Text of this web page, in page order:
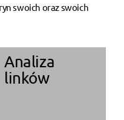
swoich oraz swoich
Analiza
linków